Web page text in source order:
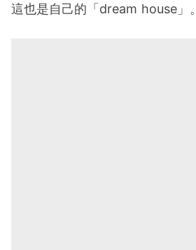
這也是自己的「dream house」。